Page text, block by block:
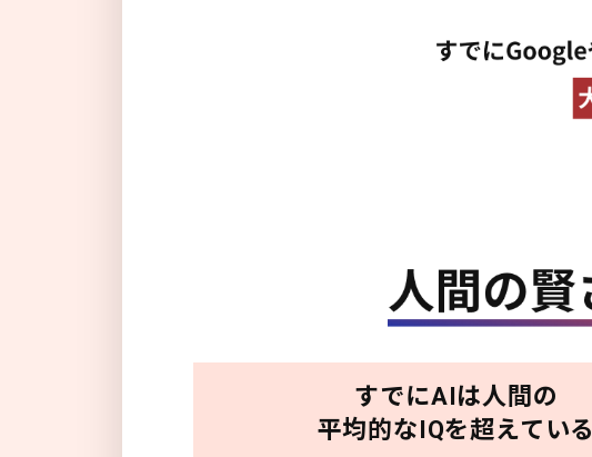
すでにAIは人間の
平均的なIQを超えている